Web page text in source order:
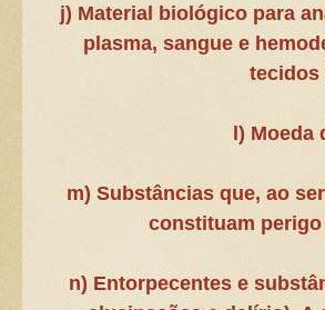
j) Material biológico para
plasma, sangue e
tecidos
l) Moeda
m) Substâncias que, ao
constituam
n) Entorpecentes e